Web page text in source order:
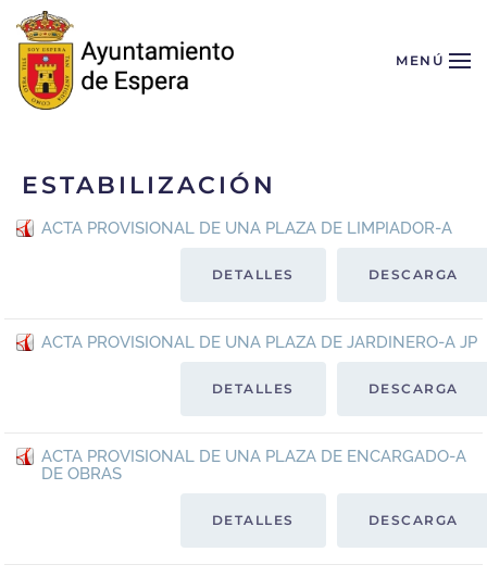
Skip to main content MENÚ
ESTABILIZACIÓN
ACTA PROVISIONAL DE UNA PLAZA DE LIMPIADOR-A
DESCARGA
DETALLES
ACTA PROVISIONAL DE UNA PLAZA DE JARDINERO-A JP
DESCARGA
DETALLES
ACTA PROVISIONAL DE UNA PLAZA DE ENCARGADO-A
DE OBRAS
DESCARGA
DETALLES